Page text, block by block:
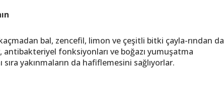
bal, zencefil, limon ve çeşitli bitki çayla-rından da
fonksiyonları ve boğazı yumuşatma
yakınmaların da hafiflemesini sağlıyorlar.